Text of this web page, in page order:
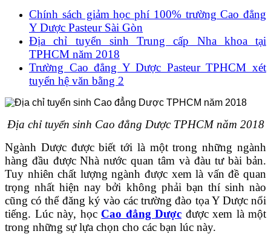
Chính sách giảm học phí 100% trường Cao đẳng
Y Dược Pasteur Sài Gòn
Địa chỉ tuyển sinh Trung cấp Nha khoa tại
TPHCM năm 2018
Trường Cao đẳng Y Dược Pasteur TPHCM xét
tuyển hệ văn bằng 2
Địa chỉ tuyển sinh Cao đẳng Dược TPHCM năm 2018
Ngành Dược được biết tới là một trong những ngành
hàng đầu được Nhà nước quan tâm và đàu tư bài bản.
Tuy nhiên chất lượng ngành được xem là vấn đề quan
trọng nhất hiện nay bởi không phải bạn thí sinh nào
cũng có thể đăng ký vào các trường đào tọa Y Dược nổi
tiếng. Lúc này, học Cao đẳng Dược được xem là một
trong những sự lựa chọn cho các bạn lúc này.